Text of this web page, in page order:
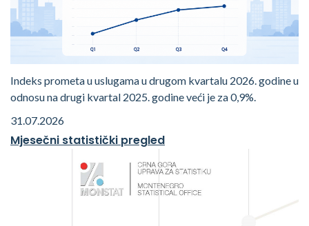
Indeks prometa u uslugama u drugom kvartalu 2026. godine u
odnosu na drugi kvartal 2025. godine veći je za 0,9%.
31.07.2026
Mjesečni statistički pregled